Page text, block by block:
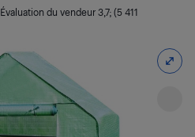
Évaluation du vendeur 3,7; (5 411